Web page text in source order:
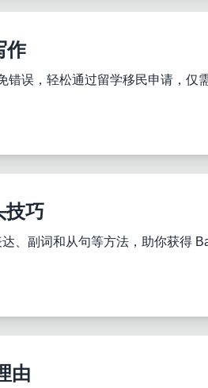
作
误，轻松通过留学移民申请，仅
技巧
、副词和从句等方法，助你获得
由